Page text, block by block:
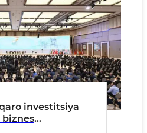
investitsiya